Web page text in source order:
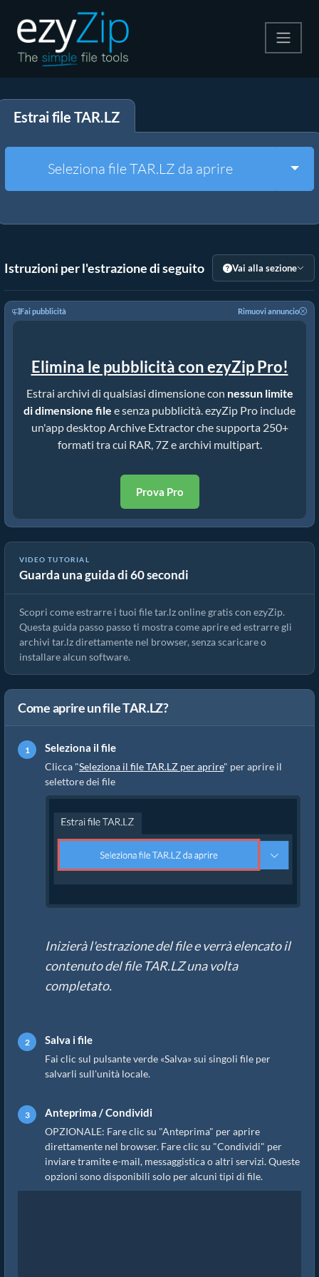
Decomprimi
Altri strumenti
Estrai file TAR.LZ
Seleziona file TAR.LZ da aprire
Istruzioni per l'estrazione di seguito Vai alla sezione
Fai pubblicità Rimuovi annuncio
Elimina le pubblicità con ezyZip Pro!
Estrai archivi di qualsiasi dimensione con nessun limite
di dimensione file e senza pubblicità. ezyZip Pro include
un'app desktop Archive Extractor che supporta 250+
formati tra cui RAR, 7Z e archivi multipart.
Prova Pro
VIDEO TUTORIAL
Guarda una guida di 60 secondi
Come estrarre file tar.lz online con ezyZip (gratis, senza
installazione)
Scopri come estrarre i tuoi file tar.lz online gratis con ezyZip.
Questa guida passo passo ti mostra come aprire ed estrarre gli
archivi tar.lz direttamente nel browser, senza scaricare o
installare alcun software.
Come aprire un file TAR.LZ?
Seleziona il file
Clicca "Seleziona il file TAR.LZ per aprire" per aprire il
selettore dei file
Inizierà l'estrazione del file e verrà elencato il
contenuto del file TAR.LZ una volta
completato.
Salva i file
Fai clic sul pulsante verde «Salva» sui singoli file per
salvarli sull'unità locale.
Anteprima / Condividi
OPZIONALE: Fare clic su "Anteprima" per aprire
direttamente nel browser. Fare clic su "Condividi" per
inviare tramite e-mail, messaggistica o altri servizi. Queste
opzioni sono disponibili solo per alcuni tipi di file.